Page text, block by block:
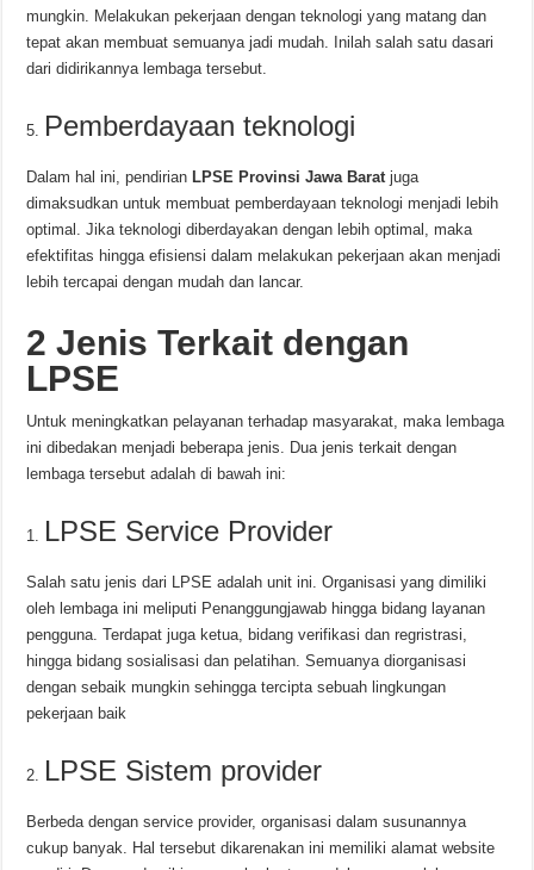
mungkin. Melakukan pekerjaan dengan teknologi yang matang dan
tepat akan membuat semuanya jadi mudah. Inilah salah satu dasari
dari didirikannya lembaga tersebut.
Pemberdayaan teknologi
Dalam hal ini, pendirian LPSE Provinsi Jawa Baratjuga
dimaksudkan untuk membuat pemberdayaan teknologi menjadi lebih
optimal. Jika teknologi diberdayakan dengan lebih optimal, maka
efektifitas hingga efisiensi dalam melakukan pekerjaan akan menjadi
lebih tercapai dengan mudah dan lancar.
2 Jenis Terkait dengan
LPSE
Untuk meningkatkan pelayanan terhadap masyarakat, maka lembaga
ini dibedakan menjadi beberapa jenis. Dua jenis terkait dengan
lembaga tersebut adalah di bawah ini:
LPSE Service Provider
Salah satu jenis dari LPSE adalah unit ini. Organisasi yang dimiliki
oleh lembaga ini meliputi Penanggungjawab hingga bidang layanan
pengguna. Terdapat juga ketua, bidang verifikasi dan regristrasi,
hingga bidang sosialisasi dan pelatihan. Semuanya diorganisasi
dengan sebaik mungkin sehingga tercipta sebuah lingkungan
pekerjaan baik
LPSE Sistem provider
Berbeda dengan service provider, organisasi dalam susunannya
cukup banyak. Hal tersebut dikarenakan ini memiliki alamat website